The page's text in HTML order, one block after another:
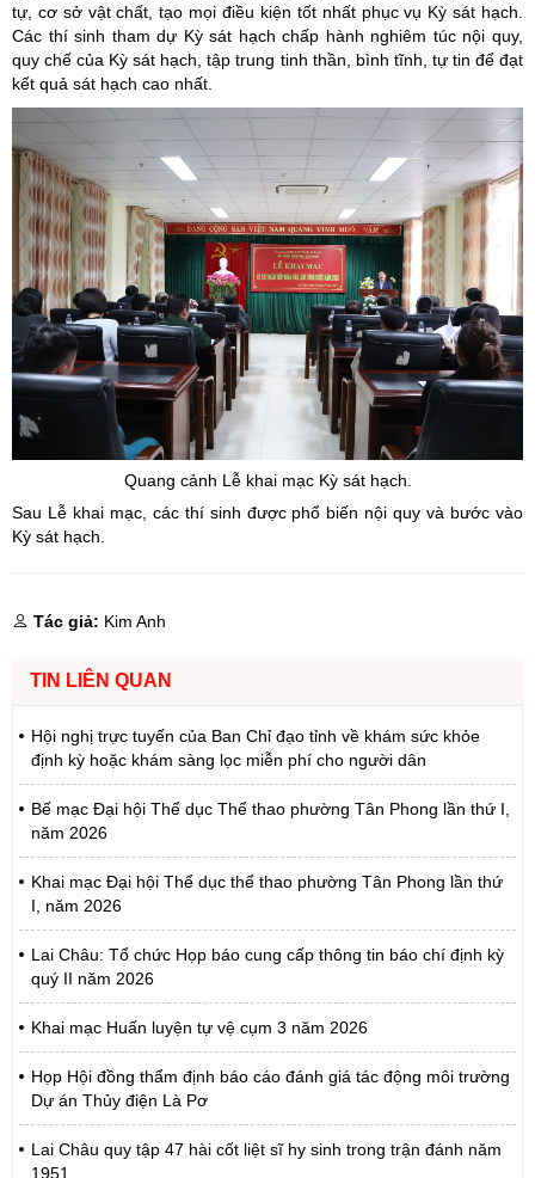
tự, cơ sở vật chất, tạo mọi điều kiện tốt nhất phục vụ Kỳ sát hạch.
Các thí sinh tham dự Kỳ sát hạch chấp hành nghiêm túc nội quy,
quy chế của Kỳ sát hạch, tập trung tinh thần, bình tĩnh, tự tin để đạt
kết quả sát hạch cao nhất.
Quang cảnh Lễ khai mạc Kỳ sát hạch.
Sau Lễ khai mạc, các thí sinh được phổ biến nội quy và bước vào
Kỳ sát hạch.
Tác giả: Kim Anh
TIN LIÊN QUAN
Hội nghị trực tuyến của Ban Chỉ đạo tỉnh về khám sức khỏe
định kỳ hoặc khám sàng lọc miễn phí cho người dân
Bế mạc Đại hội Thể dục Thể thao phường Tân Phong lần thứ I,
năm 2026
Khai mạc Đại hội Thể dục thể thao phường Tân Phong lần thứ
I, năm 2026
Lai Châu: Tổ chức Họp báo cung cấp thông tin báo chí định kỳ
quý II năm 2026
Khai mạc Huấn luyện tự vệ cụm 3 năm 2026
Họp Hội đồng thẩm định báo cáo đánh giá tác động môi trường
Dự án Thủy điện Là Pơ
Lai Châu quy tập 47 hài cốt liệt sĩ hy sinh trong trận đánh năm
1951